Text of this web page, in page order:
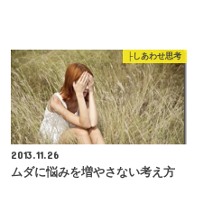
├しあわせ思考
2013.11.26
ムダに悩みを増やさない考え方